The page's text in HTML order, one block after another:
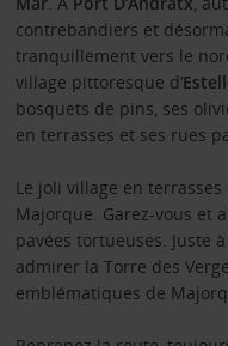
contrebandiers et
tranquillement vers le
village pittoresque d’
bosquets de pins, ses
en terrasses et ses rues
Le joli village en terrasses
Majorque. Garez-vous et
pavées tortueuses. Juste
admirer la Torre des
emblématiques de